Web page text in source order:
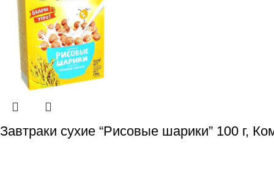
Завтраки сухие “Рисовые шарики” 100 г,